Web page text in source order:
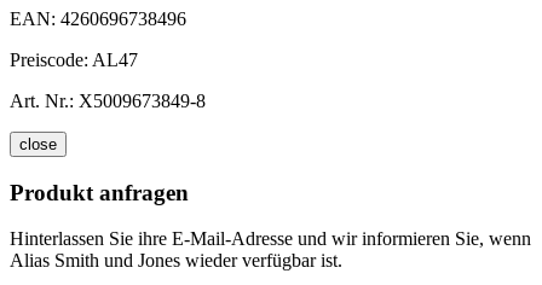
EAN: 4260696738496
Preiscode: AL47
Art. Nr.: X5009673849-8
close
Produkt anfragen
Hinterlassen Sie ihre E-Mail-Adresse und wir informieren Sie, wenn
Alias Smith und Jones wieder verfügbar ist.